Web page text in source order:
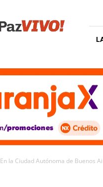
En la Ciudad Autónoma de Buenos